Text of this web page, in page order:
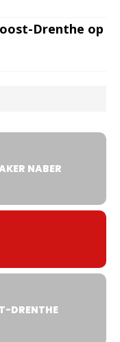
Drenthe op
NABER
DRENTHE